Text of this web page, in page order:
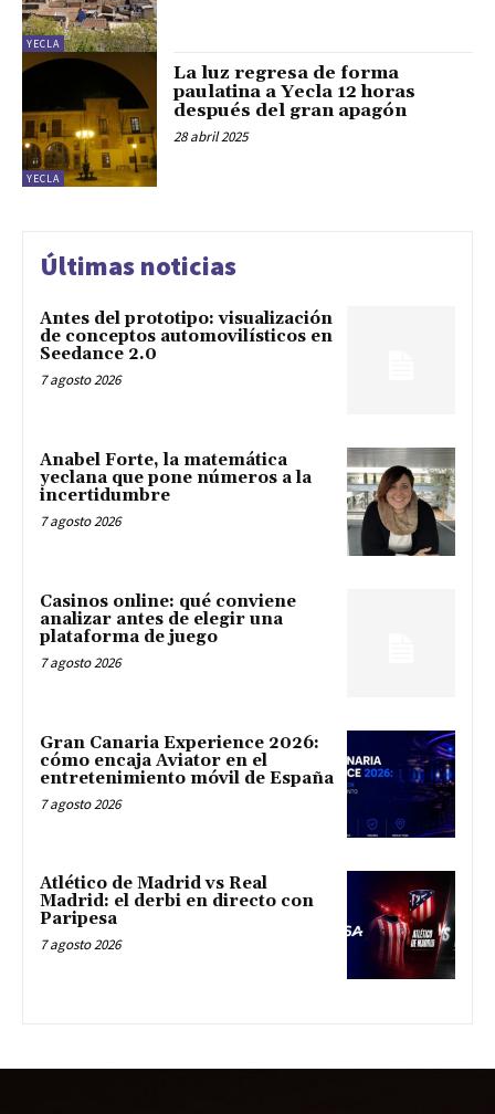
YECLA
YECLA
La luz regresa de forma
paulatina a Yecla 12 horas
después del gran apagón
28 abril 2025
Últimas noticias
Antes del prototipo: visualización
de conceptos automovilísticos en
Seedance 2.0
7 agosto 2026
Anabel Forte, la matemática
yeclana que pone números a la
incertidumbre
7 agosto 2026
Casinos online: qué conviene
analizar antes de elegir una
plataforma de juego
7 agosto 2026
Gran Canaria Experience 2026:
cómo encaja Aviator en el
entretenimiento móvil de España
7 agosto 2026
Atlético de Madrid vs Real
Madrid: el derbi en directo con
Paripesa
7 agosto 2026